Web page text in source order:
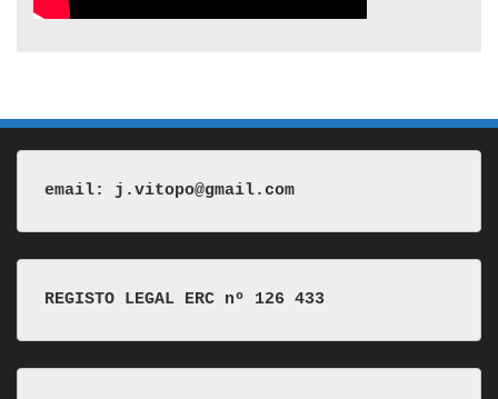
email: j.vitopo@gmail.com
REGISTO LEGAL ERC nº 126 433